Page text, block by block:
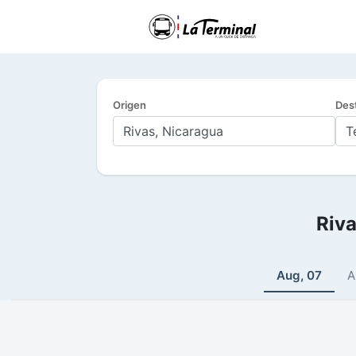
Origen
Aug, 07